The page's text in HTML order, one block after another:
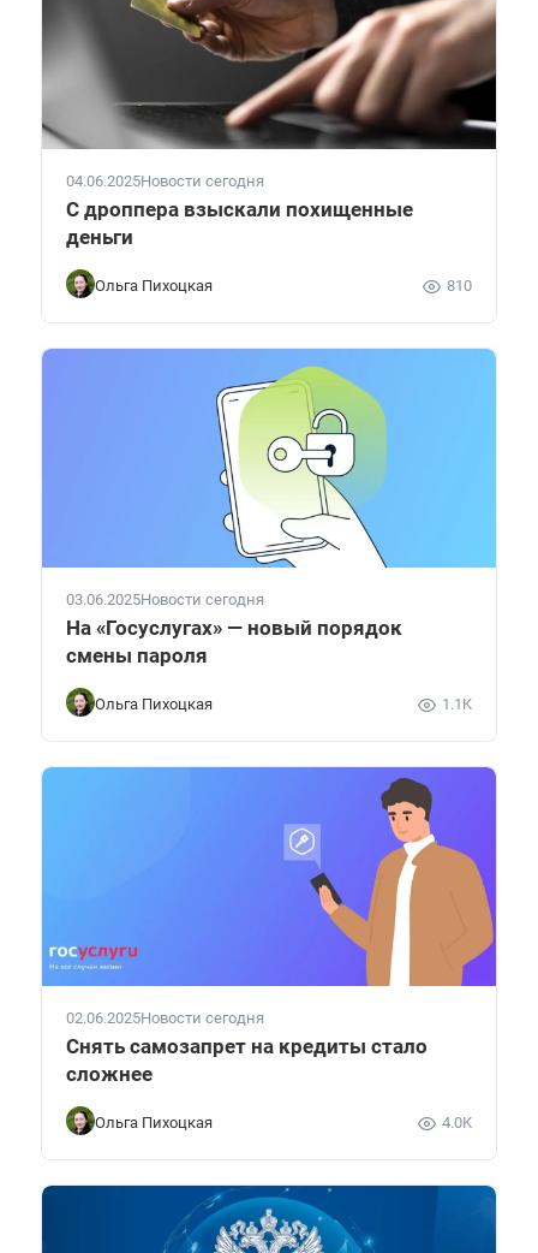
04.06.2025Новости сегодня
С дроппера взыскали похищенные
деньги
Ольга Пихоцкая 810
03.06.2025Новости сегодня
На «Госуслугах» — новый порядок
смены пароля
Ольга Пихоцкая 1.1K
02.06.2025Новости сегодня
Снять самозапрет на кредиты стало
сложнее
Ольга Пихоцкая 4.0K